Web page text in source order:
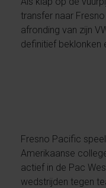
transfer naar
afronding van zijn
definitief beklonken
Fresno Pacific
Amerikaanse
actief in de Pac
wedstrijden tegen